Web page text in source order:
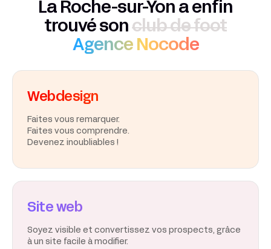
La Roche-sur-Yon a enfin
trouvé son club de foot
Agence Nocode
Webdesign
Faites vous remarquer.
Faites vous comprendre.
Devenez inoubliables !
Site web
Soyez visible et convertissez vos prospects, grâce
à un site facile à modifier.